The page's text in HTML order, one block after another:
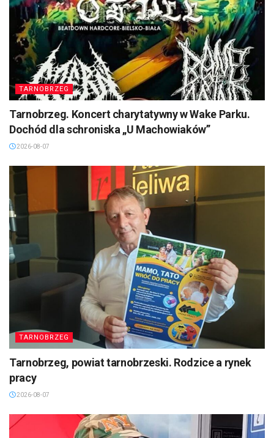
TARNOBRZEG
Tarnobrzeg. Koncert charytatywny w Wake Parku.
Dochód dla schroniska „U Machowiaków”
2026-08-07
TARNOBRZEG
Tarnobrzeg, powiat tarnobrzeski. Rodzice a rynek
pracy
2026-08-07